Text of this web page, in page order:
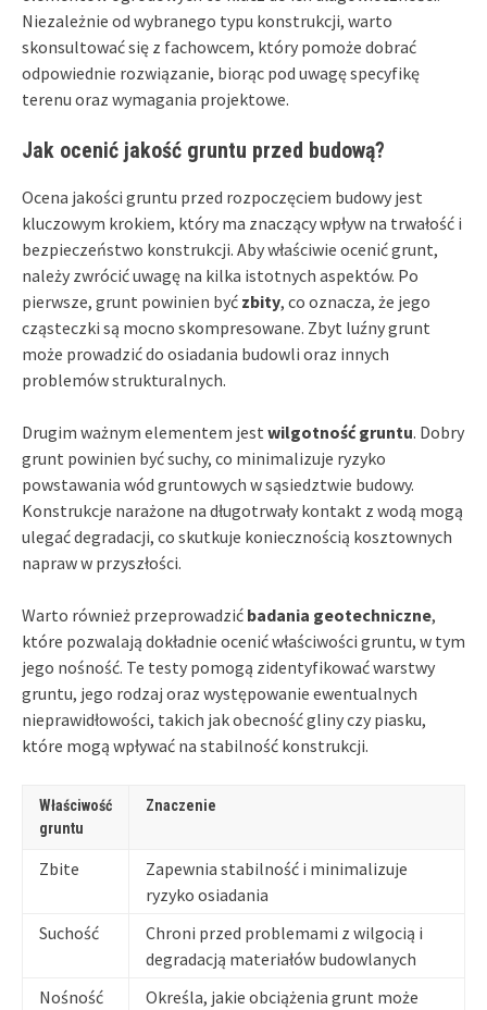
Niezależnie od wybranego typu konstrukcji, warto
skonsultować się z fachowcem, który pomoże dobrać
odpowiednie rozwiązanie, biorąc pod uwagę specyfikę
terenu oraz wymagania projektowe.
Jak ocenić jakość gruntu przed budową?
Ocena jakości gruntu przed rozpoczęciem budowy jest
kluczowym krokiem, który ma znaczący wpływ na trwałość i
bezpieczeństwo konstrukcji. Aby właściwie ocenić grunt,
należy zwrócić uwagę na kilka istotnych aspektów. Po
pierwsze, grunt powinien być zbity, co oznacza, że jego
cząsteczki są mocno skompresowane. Zbyt luźny grunt
może prowadzić do osiadania budowli oraz innych
problemów strukturalnych.
Drugim ważnym elementem jest wilgotność gruntu. Dobry
grunt powinien być suchy, co minimalizuje ryzyko
powstawania wód gruntowych w sąsiedztwie budowy.
Konstrukcje narażone na długotrwały kontakt z wodą mogą
ulegać degradacji, co skutkuje koniecznością kosztownych
napraw w przyszłości.
Warto również przeprowadzić badania geotechniczne,
które pozwalają dokładnie ocenić właściwości gruntu, w tym
jego nośność. Te testy pomogą zidentyfikować warstwy
gruntu, jego rodzaj oraz występowanie ewentualnych
nieprawidłowości, takich jak obecność gliny czy piasku,
które mogą wpływać na stabilność konstrukcji.
Właściwość
gruntu
Znaczenie
Zbite
Zapewnia stabilność i minimalizuje
ryzyko osiadania
Suchość
Chroni przed problemami z wilgocią i
degradacją materiałów budowlanych
Nośność
Określa, jakie obciążenia grunt może